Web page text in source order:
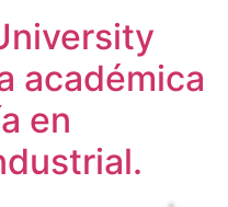
académica
en